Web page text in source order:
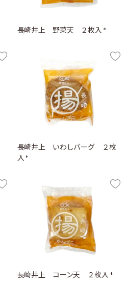
長崎井上 野菜天 ２枚入 *
長崎井上 いわしバーグ ２枚
入 *
長崎井上 コーン天 ２枚入 *